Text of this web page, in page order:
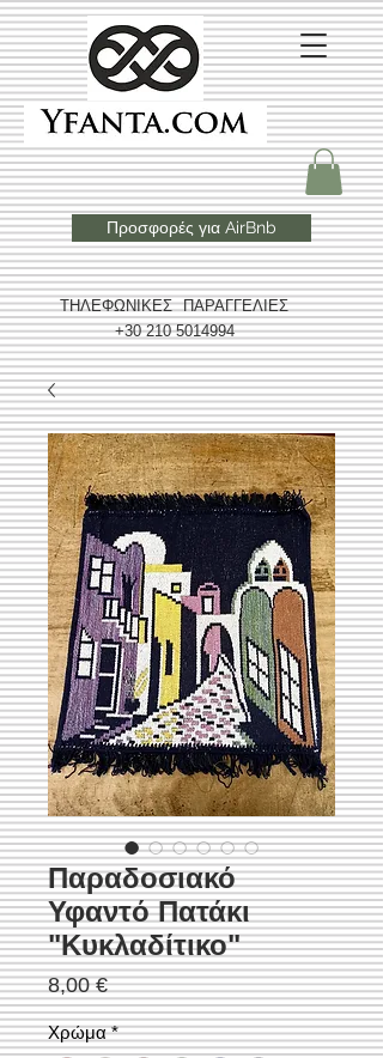
ΤΗΛΕΦΩΝΙΚΕΣ ΠΑΡΑΓΓΕΛΙΕΣ
+30 210 5014994
Προσφορές για AirBnb
Παραδοσιακό
Υφαντό Πατάκι
"Κυκλαδίτικο"
8,00 €Τιμή
Χρώμα *